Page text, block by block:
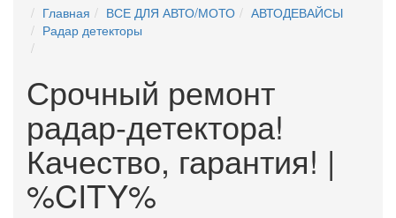
Главная ВСЕ ДЛЯ АВТО/МОТО
АВТОДЕВАЙСЫ
Радар детекторы
Срочный ремонт
радар-детектора!
Качество, гарантия! |
%CITY%